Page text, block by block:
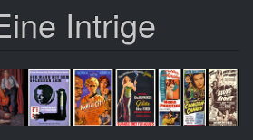
Intrige